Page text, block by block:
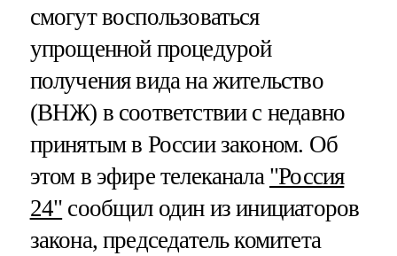
смогут воспользоваться
упрощенной процедурой
получения вида на жительство
(ВНЖ) в соответствии с недавно
принятым в России законом. Об
этом в эфире телеканала "Россия
24" сообщил один из инициаторов
закона, председатель комитета